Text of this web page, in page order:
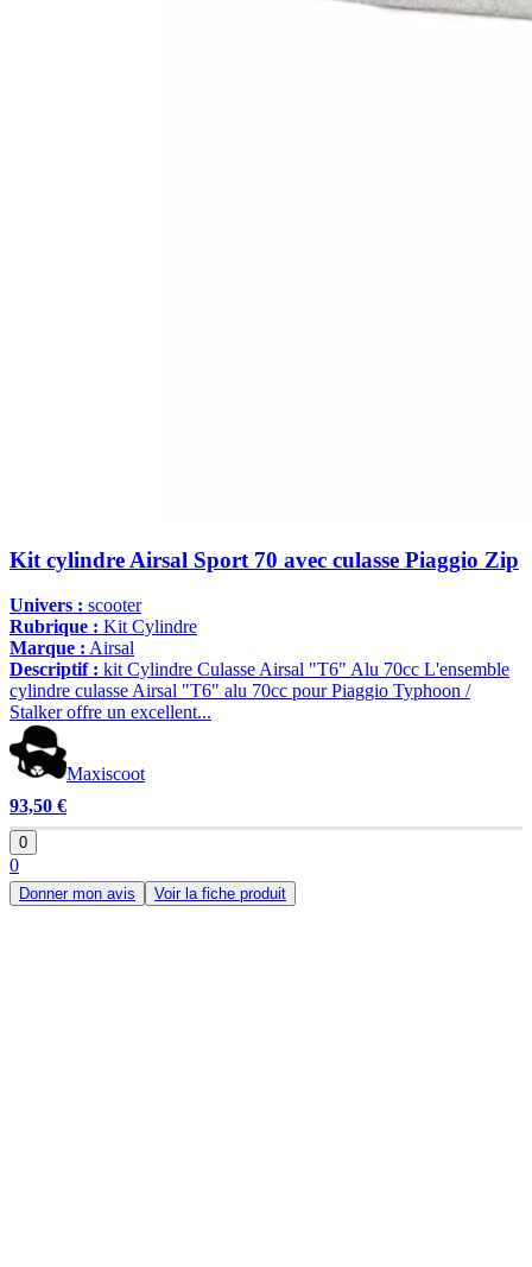
Kit cylindre Airsal Sport 70 avec culasse Piaggio Zip
Univers : scooter
Rubrique : Kit Cylindre
Marque : Airsal
Descriptif : kit Cylindre Culasse Airsal "T6" Alu 70cc L'ensemble
cylindre culasse Airsal "T6" alu 70cc pour Piaggio Typhoon /
Stalker offre un excellent...
Maxiscoot
93,50 €
0
0
Donner mon avis Voir la fiche produit